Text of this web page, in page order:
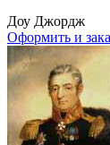
Доу Джордж
Оформить и